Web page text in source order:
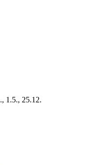
1.5., 25.12.